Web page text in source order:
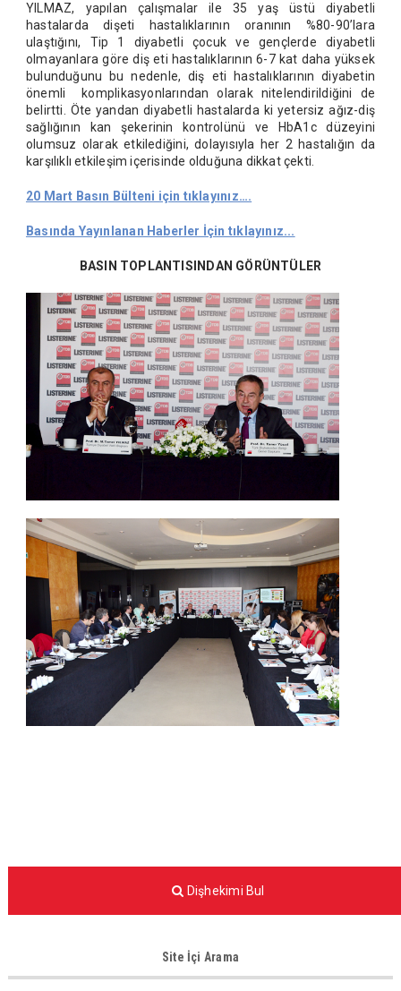
YILMAZ, yapılan çalışmalar ile 35 yaş üstü diyabetli
hastalarda dişeti hastalıklarının oranının %80-90’lara
ulaştığını, Tip 1 diyabetli çocuk ve gençlerde diyabetli
olmayanlara göre diş eti hastalıklarının 6-7 kat daha yüksek
bulunduğunu bu nedenle, diş eti hastalıklarının diyabetin
önemli komplikasyonlarından olarak nitelendirildiğini de
belirtti. Öte yandan diyabetli hastalarda ki yetersiz ağız-diş
sağlığının kan şekerinin kontrolünü ve HbA1c düzeyini
olumsuz olarak etkilediğini, dolayısıyla her 2 hastalığın da
karşılıklı etkileşim içerisinde olduğuna dikkat çekti.
20 Mart Basın Bülteni için tıklayınız….
Basında Yayınlanan Haberler İçin tıklayınız...
BASIN TOPLANTISINDAN GÖRÜNTÜLER
Dişhekimi Bul
Site İçi Arama